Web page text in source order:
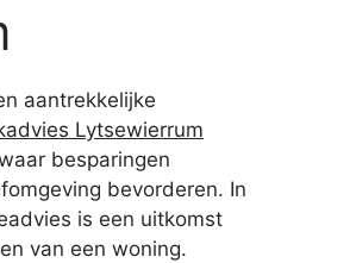
aantrekkelijke
Lytsewierrum
besparingen
bevorderen. In
is een uitkomst
van een woning.